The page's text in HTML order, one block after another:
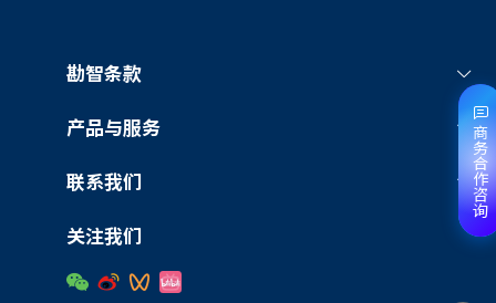
商务合作咨询
勘智条款
产品与服务
联系我们
关注我们